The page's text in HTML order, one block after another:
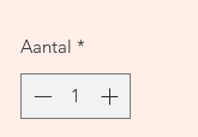
Aantal *